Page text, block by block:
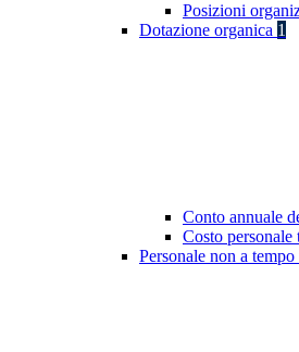
Posizioni
Dotazione organica 1
Conto annuale
Costo
Personale non a